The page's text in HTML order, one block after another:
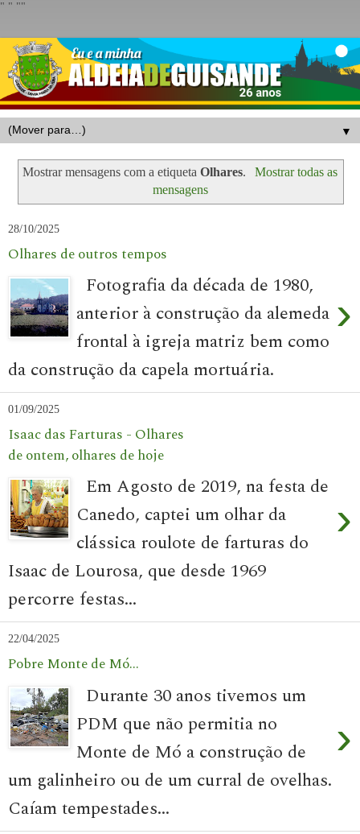
" " ""
▼
Mostrar mensagens com a etiquetaOlhares.
Mostrar todas as
mensagens
28/10/2025
Olhares de outros tempos
›
Fotografia da década de 1980,
anterior à construção da alemeda
frontal à igreja matriz bem como
da construção da capela mortuária.
01/09/2025
Isaac das Farturas - Olhares
de ontem, olhares de hoje
›
Em Agosto de 2019, na festa de
Canedo, captei um olhar da
clássica roulote de farturas do
Isaac de Lourosa, que desde 1969
percorre festas...
22/04/2025
Pobre Monte de Mó...
›
Durante 30 anos tivemos um
PDM que não permitia no
Monte de Mó a construção de
um galinheiro ou de um curral de ovelhas.
Caíam tempestades...